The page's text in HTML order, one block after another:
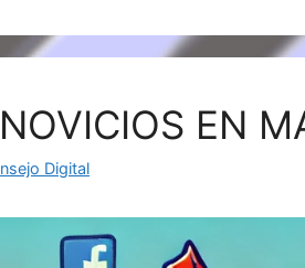
EN
Digital